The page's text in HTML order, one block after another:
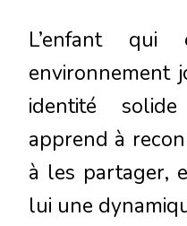
L’enfant
environnement
identité
apprend à
à les partager,
lui une